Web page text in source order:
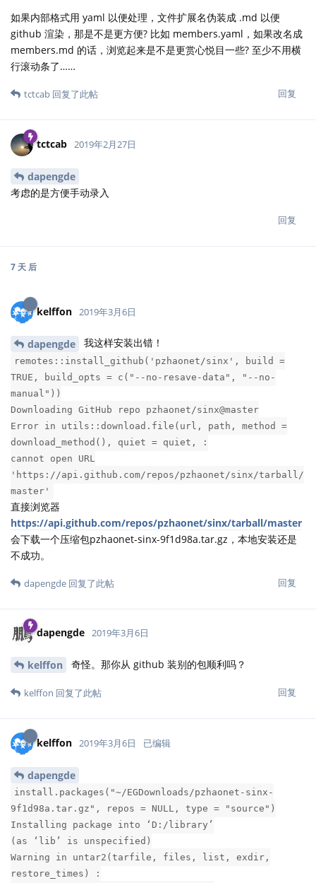
如果内部格式用 yaml 以便处理，文件扩展名伪装成 .md 以便
github 渲染，那是不是更方便? 比如 members.yaml，如果改名成
members.md 的话，浏览起来是不是更赏心悦目一些? 至少不用横
行滚动条了……
回复
tctcab 回复了此帖
tctcab 2019年2月27日
dapengde
考虑的是方便手动录入
回复
7 天 后
kelffon 2019年3月6日
dapengde 我这样安装出错！
remotes::install_github('pzhaonet/sinx', build =
TRUE, build_opts = c("--no-resave-data", "--no-
manual"))
Downloading GitHub repo pzhaonet/sinx@master
Error in utils::download.file(url, path, method =
download_method(), quiet = quiet, :
cannot open URL
'https://api.github.com/repos/pzhaonet/sinx/tarball/
master'
直接浏览器
https://api.github.com/repos/pzhaonet/sinx/tarball/master
会下载一个压缩包pzhaonet-sinx-9f1d98a.tar.gz，本地安装还是
不成功。
回复
dapengde 回复了此帖
dapengde 2019年3月6日
kelffon 奇怪。那你从 github 装别的包顺利吗？
回复
kelffon 回复了此帖
kelffon 2019年3月6日 已编辑
dapengde
install.packages("~/EGDownloads/pzhaonet-sinx-
9f1d98a.tar.gz", repos = NULL, type = "source")
Installing package into ‘D:/library’
(as ‘lib’ is unspecified)
Warning in untar2(tarfile, files, list, exdir,
restore_times) :